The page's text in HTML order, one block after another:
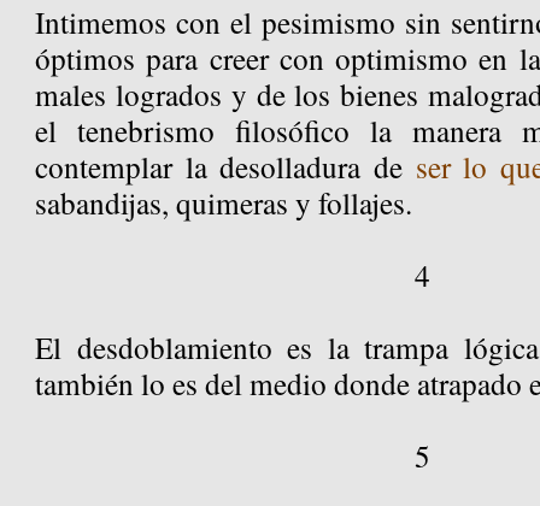
Intimemos con el pesimismo sin
óptimos para creer con optimismo en
males logrados y de los bienes
el tenebrismo filosófico la manera
contemplar la desolladura de ser lo
sabandijas, quimeras y follajes.
4
El desdoblamiento es la trampa
también lo es del medio donde atrapado
5